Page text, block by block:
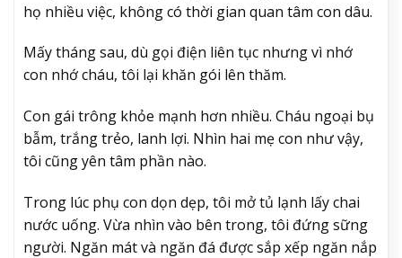
họ nhiều việc, không có thời gian quan tâm con dâu.
Mấy tháng sau, dù gọi điện liên tục nhưng vì nhớ
con nhớ cháu, tôi lại khăn gói lên thăm.
Con gái trông khỏe mạnh hơn nhiều. Cháu ngoại bụ
bẫm, trắng trẻo, lanh lợi. Nhìn hai mẹ con như vậy,
tôi cũng yên tâm phần nào.
Trong lúc phụ con dọn dẹp, tôi mở tủ lạnh lấy chai
nước uống. Vừa nhìn vào bên trong, tôi đứng sững
người. Ngăn mát và ngăn đá được sắp xếp ngăn nắp